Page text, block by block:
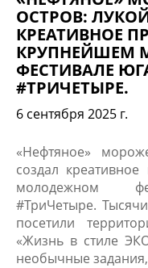
ОСТРОВ:
КРЕАТИВНОЕ
КРУПНЕЙШЕМ
ФЕСТИВАЛЕ
#ТРИЧЕТЫРЕ.
6 сентября 2025 г.
«Нефтяное»
создал
молодежном
#ТриЧетыре.
посетили
«Жизнь в стиле
необычные